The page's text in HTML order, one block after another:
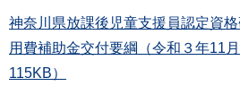
神奈川県放課後児童支援員認定資
用費補助金交付要綱（令和３年11
115KB）